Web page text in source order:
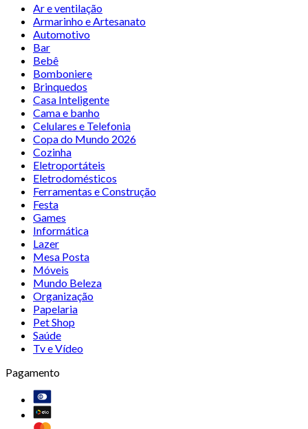
Ar e ventilação
Armarinho e Artesanato
Automotivo
Bar
Bebê
Bomboniere
Brinquedos
Casa Inteligente
Cama e banho
Celulares e Telefonia
Copa do Mundo 2026
Cozinha
Eletroportáteis
Eletrodomésticos
Ferramentas e Construção
Festa
Games
Informática
Lazer
Mesa Posta
Móveis
Mundo Beleza
Organização
Papelaria
Pet Shop
Saúde
Tv e Vídeo
Pagamento